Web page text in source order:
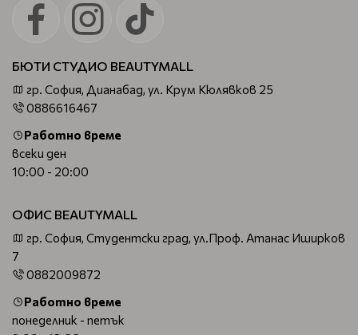
БЮТИ СТУДИО BEAUTYMALL
гр. София, Дианабад, ул. Крум Кюлявков 25
0886616467
Работно време
всеки ден
10:00 - 20:00
ОФИС BEAUTYMALL
гр. София, Студентски град, ул.Проф. Атанас Иширков
7
0882009872
Работно време
понеделник - петък